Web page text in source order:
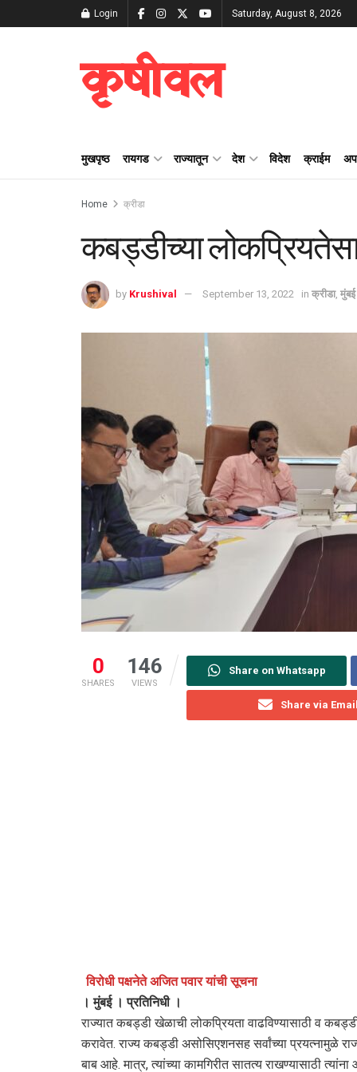
Login Saturday, August 8, 2026
कृषीवल
मुखपृष्ठ रायगड राज्यातून देश विदेश क्राईम
Home क्रीडा
कबड्डीच्या
by Krushival September 13, 2022 in क्रीडा, मुंबई
0
SHARES
146
VIEWS
Share on Whatsapp
Share via
विरोधी पक्षनेते अजित पवार यांची सूचना
। मुंबई । प्रतिनिधी ।
राज्यात कबड्डी खेळाची लोकप्रियता वाढविण्यासाठी व
करावेत. राज्य कबड्डी असोसिएशनसह सर्वांच्या प्रयत्नामुळे
बाब आहे. मात्र, त्यांच्या कामगिरीत सातत्य राखण्यासाठी